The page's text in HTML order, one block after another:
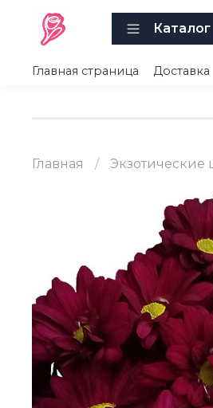
Каталог
Главная страница Доставка
Главная Экзотические